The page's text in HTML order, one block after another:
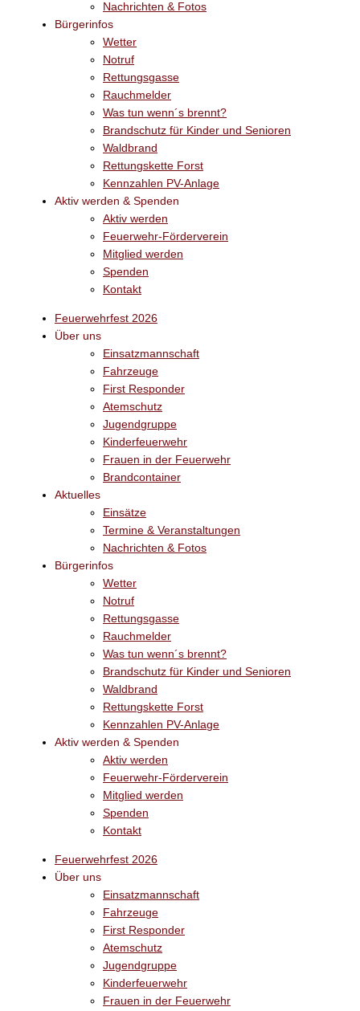
Nachrichten & Fotos
Bürgerinfos
Wetter
Notruf
Rettungsgasse
Rauchmelder
Was tun wenn´s brennt?
Brandschutz für Kinder und Senioren
Waldbrand
Rettungskette Forst
Kennzahlen PV-Anlage
Aktiv werden & Spenden
Aktiv werden
Feuerwehr-Förderverein
Mitglied werden
Spenden
Kontakt
Feuerwehrfest 2026
Über uns
Einsatzmannschaft
Fahrzeuge
First Responder
Atemschutz
Jugendgruppe
Kinderfeuerwehr
Frauen in der Feuerwehr
Brandcontainer
Aktuelles
Einsätze
Termine & Veranstaltungen
Nachrichten & Fotos
Bürgerinfos
Wetter
Notruf
Rettungsgasse
Rauchmelder
Was tun wenn´s brennt?
Brandschutz für Kinder und Senioren
Waldbrand
Rettungskette Forst
Kennzahlen PV-Anlage
Aktiv werden & Spenden
Aktiv werden
Feuerwehr-Förderverein
Mitglied werden
Spenden
Kontakt
Feuerwehrfest 2026
Über uns
Einsatzmannschaft
Fahrzeuge
First Responder
Atemschutz
Jugendgruppe
Kinderfeuerwehr
Frauen in der Feuerwehr